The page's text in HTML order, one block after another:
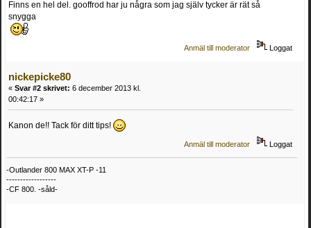
Finns en hel del. gooffrod har ju några som jag själv tycker är rät så
snygga
Anmäl till moderator Loggat
nickepicke80
« Svar #2 skrivet: 6 december 2013 kl.
00:42:17 »
Kanon de!! Tack för ditt tips!
Anmäl till moderator Loggat
-Outlander 800 MAX XT-P -11
------------------
-CF 800. -såld-